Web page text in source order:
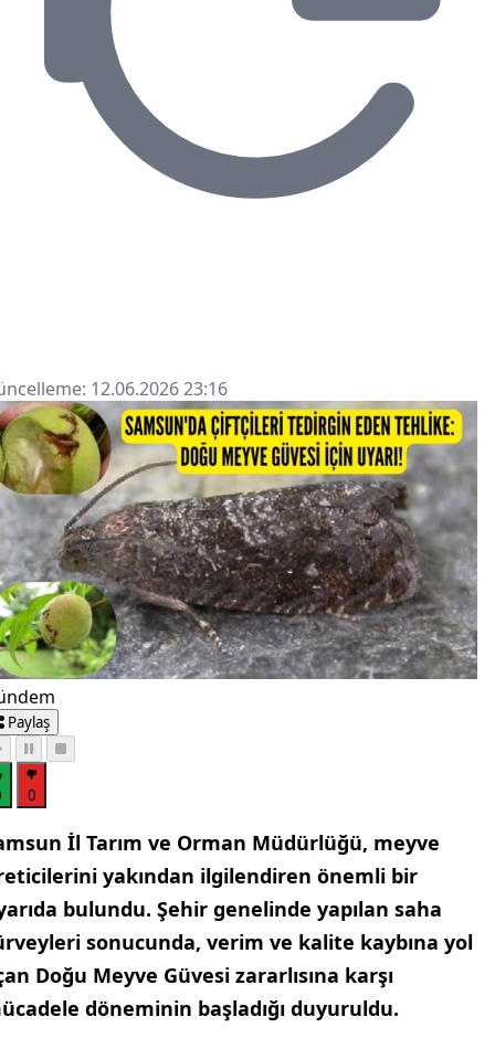
12.06.2026 23:16
Paylaş
0
İl Tarım ve Orman Müdürlüğü, meyve
yakından ilgilendiren önemli bir
bulundu. Şehir genelinde yapılan saha
sonucunda, verim ve kalite kaybına yol
Doğu Meyve Güvesi zararlısına karşı
döneminin başladığı duyuruldu.